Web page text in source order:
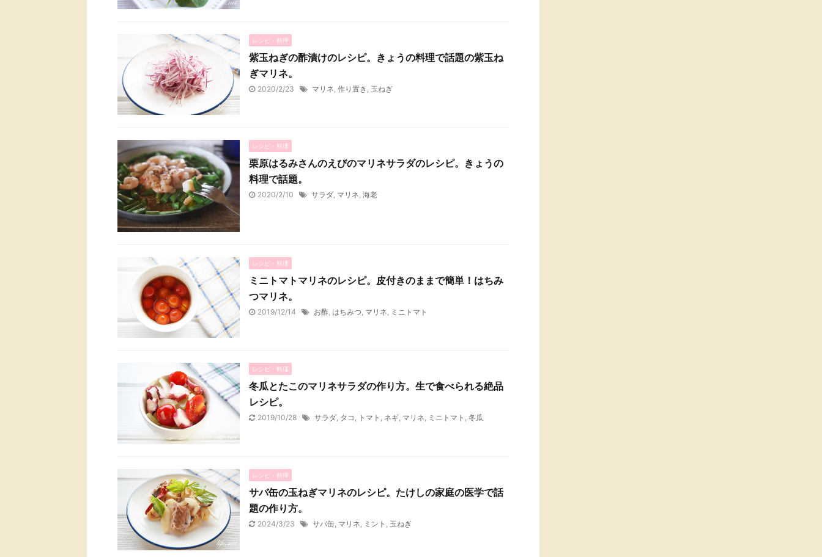
レシピ・料理
紫玉ねぎの酢漬けのレシピ。きょうの料理で話題の紫玉ね
ぎマリネ。
2020/2/23 マリネ 作り置き 玉ねぎ
レシピ・料理
栗原はるみさんのえびのマリネサラダのレシピ。きょうの
料理で話題。
2020/2/10 サラダ, マリネ, 海老
レシピ・料理
ミニトマトマリネのレシピ。皮付きのままで簡単！はちみ
つマリネ。
2019/12/14 お酢 はちみつ マリネ ミニトマト
レシピ・料理
冬瓜とたこのマリネサラダの作り方。生で食べられる絶品
レシピ。
2019/10/28 サラダ, タコ , トマト , ネギ, マリネ, ミニトマト , 冬瓜
レシピ・料理
サバ缶の玉ねぎマリネのレシピ。たけしの家庭の医学で話
題の作り方。
2024/3/23 サバ缶, マリネ, ミント , 玉ねぎ